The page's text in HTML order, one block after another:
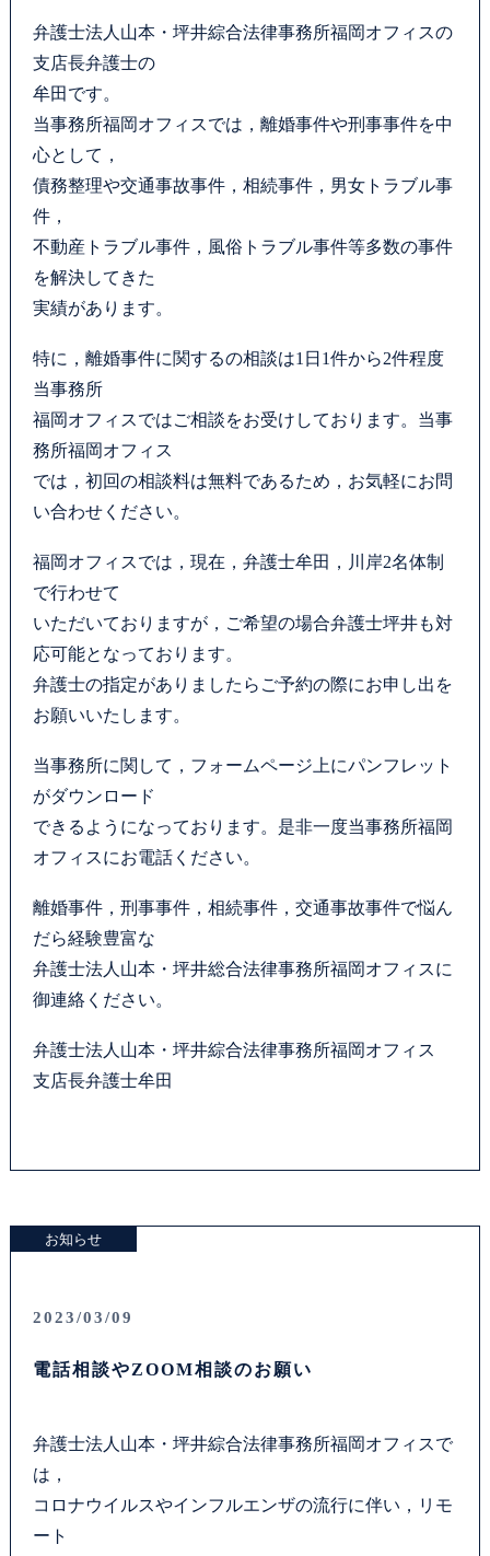
弁護士法人山本・坪井綜合法律事務所福岡オフィスの
支店長弁護士の
牟田です。
当事務所福岡オフィスでは，離婚事件や刑事事件を中
心として，
債務整理や交通事故事件，相続事件，男女トラブル事
件，
不動産トラブル事件，風俗トラブル事件等多数の事件
を解決してきた
実績があります。
特に，離婚事件に関するの相談は1日1件から2件程度
当事務所
福岡オフィスではご相談をお受けしております。当事
務所福岡オフィス
では，初回の相談料は無料であるため，お気軽にお問
い合わせください。
福岡オフィスでは，現在，弁護士牟田，川岸2名体制
で行わせて
いただいておりますが，ご希望の場合弁護士坪井も対
応可能となっております。
弁護士の指定がありましたらご予約の際にお申し出を
お願いいたします。
当事務所に関して，フォームページ上にパンフレット
がダウンロード
できるようになっております。是非一度当事務所福岡
オフィスにお電話ください。
離婚事件，刑事事件，相続事件，交通事故事件で悩ん
だら経験豊富な
弁護士法人山本・坪井総合法律事務所福岡オフィスに
御連絡ください。
弁護士法人山本・坪井綜合法律事務所福岡オフィス
支店長弁護士牟田
お知らせ
2023/03/09
電話相談やZOOM相談のお願い
弁護士法人山本・坪井綜合法律事務所福岡オフィスで
は，
コロナウイルスやインフルエンザの流行に伴い，リモ
ート